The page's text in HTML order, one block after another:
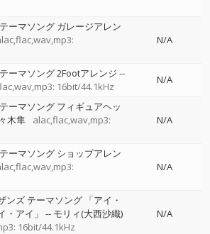
ーマソング ガレージアレン
N/A
ーマソング 2Footアレンジ --
16bit/44.1kHz
N/A
ーマソング フィギュアヘッ
木隼
alac,flac,wav,mp3:
N/A
ーマソング ショップアレン
N/A
ンズ テーマソング 「アイ・
・アイ」 -- モリィ(大西沙織)
16bit/44.1kHz
N/A